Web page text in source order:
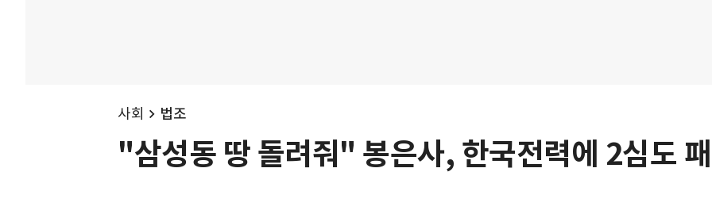
사회 법조
"삼성동 땅 돌려줘" 봉은사, 한국전력에 2심도